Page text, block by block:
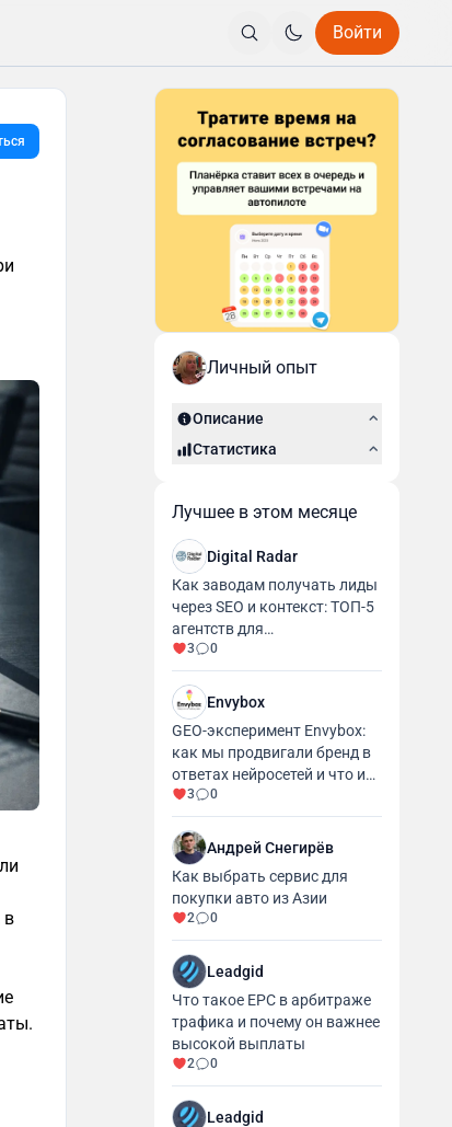
Войти
в
Личный опыт
Описание
Статистика
Лучшее в этом месяце
Digital Radar
Как заводам получать лиды
через SEO и контекст: ТОП-5
агентств для
промышленности и
производства
3 0
Envybox
GEO-эксперимент Envybox:
как мы продвигали бренд в
ответах нейросетей и что из
этого вышло
3 0
Андрей Снегирёв
Как выбрать сервис для
покупки авто из Азии
2 0
Leadgid
Что такое EPC в арбитраже
трафика и почему он важнее
высокой выплаты
2 0
Leadgid